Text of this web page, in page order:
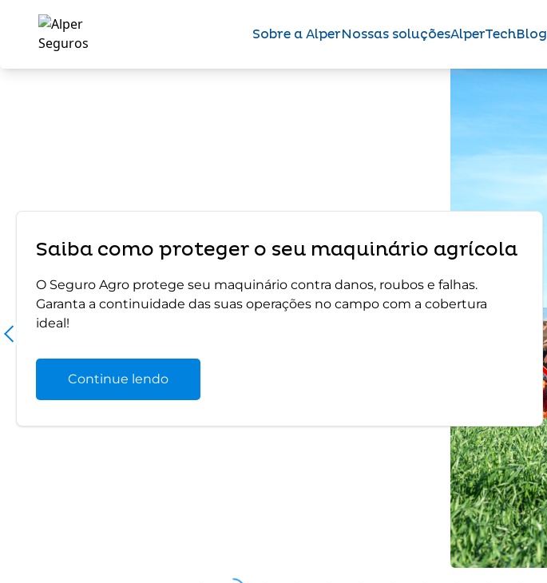
Sobre a AlperNossas soluçõesAlperTechBlog
Saiba como proteger o seu maquinário agrícola
O Seguro Agro protege seu maquinário contra danos, roubos e falhas.
Garanta a continuidade das suas operações no campo com a cobertura
ideal!
Continue lendo